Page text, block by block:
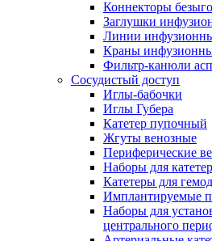
Коннекторы
Заглушки
Линии
Краны
Фильтр-канюли
Сосудистый доступ
Иглы-бабочки
Иглы Губера
Катетер пупочный
Жгуты венозные
Периферические
Наборы для
Катетеры для
Имплантируемые
Наборы для
центрального